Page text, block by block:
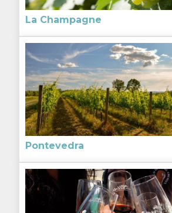
La Champagne
Pontevedra